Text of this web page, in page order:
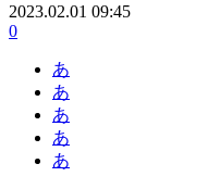
2023.02.01 09:45
0
あ
あ
あ
あ
あ